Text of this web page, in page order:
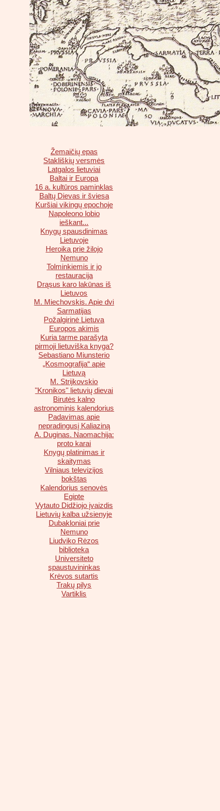
Žemaičių epas
Stakliškių versmės
Latgalos lietuviai
Baltai ir Europa
16 a. kultūros paminklas
Baltų Dievas ir šviesa
Kuršiai vikingų epochoje
Napoleono lobio
ieškant...
Knygų spausdinimas
Lietuvoje
Heroika prie žilojo
Nemuno
Tolminkiemis ir jo
restauracija
Drąsus karo lakūnas iš
Lietuvos
M. Miechovskis. Apie dvi
Sarmatijas
Požalgirinė Lietuva
Europos akimis
Kuria tarme parašyta
pirmoji lietuviška knyga?
Sebastiano Miunsterio
„Kosmografija“ apie
Lietuvą
M. Strijkovskio
"Kronikos" lietuvių dievai
Birutės kalno
astronominis kalendorius
Padavimas apie
nepradingusį Kaliaziną
A. Duginas. Naomachija:
proto karai
Knygų platinimas ir
skaitymas
Vilniaus televizijos
bokštas
Kalendorius senovės
Egipte
Vytauto Didžiojo įvaizdis
Lietuvių kalba užsienyje
Dubakloniai prie
Nemuno
Liudviko Rėzos
biblioteka
Universiteto
spaustuvininkas
Krėvos sutartis
Trakų pilys
Vartiklis